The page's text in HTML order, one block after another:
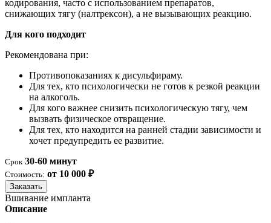
кодирования, часто с использованием препаратов,
снижающих тягу (налтрексон), а не вызывающих реакцию.
Для кого подходит
Рекомендована при:
Противопоказаниях к дисульфираму.
Для тех, кто психологически не готов к резкой реакции
на алкоголь.
Для кого важнее снизить психологическую тягу, чем
вызвать физическое отвращение.
Для тех, кто находится на ранней стадии зависимости и
хочет предупредить ее развитие.
Срок 30-60 минут
Стоимость: от 10 000 ₽
Заказать
Вшивание импланта
Описание